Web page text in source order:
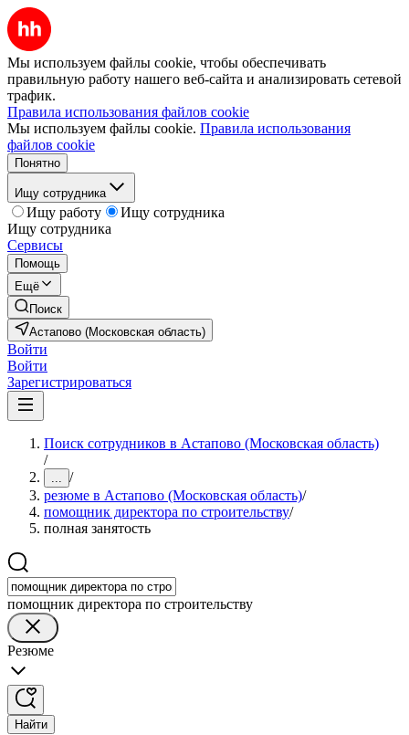
Мы используем файлы cookie, чтобы обеспечивать
правильную работу нашего веб-сайта и анализировать сетевой
трафик.
Правила использования файлов cookie
Мы используем файлы cookie. Правила использования
файлов cookie
Понятно
Ищу сотрудника
Ищу работу
Ищу сотрудника
Ищу сотрудника
Сервисы
Помощь
Ещё
Поиск
Астапово (Московская область)
Войти
Войти
Зарегистрироваться
Поиск сотрудников в Астапово (Московская область)
/
... /
резюме в Астапово (Московская область)/
помощник директора по строительству/
полная занятость
помощник директора по строительству
Резюме
Найти